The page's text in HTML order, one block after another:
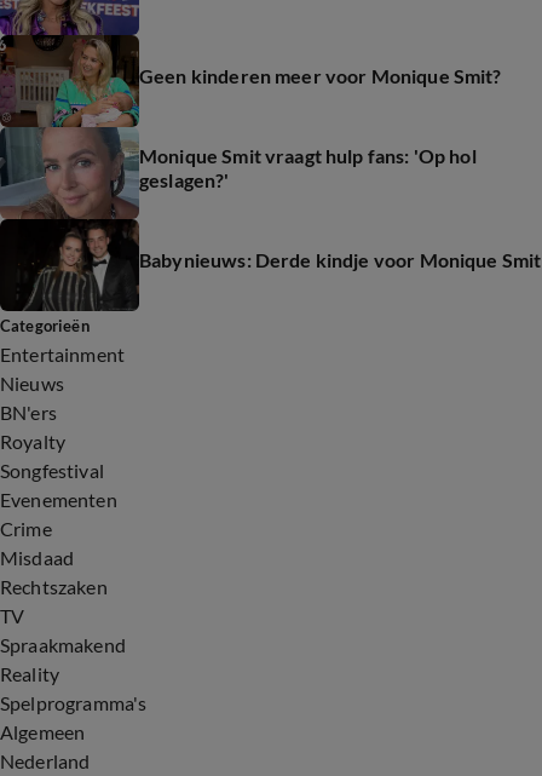
Geen kinderen meer voor Monique Smit?
Monique Smit vraagt hulp fans: 'Op hol
geslagen?'
Babynieuws: Derde kindje voor Monique Smit
Categorieën
Entertainment
Nieuws
BN'ers
Royalty
Songfestival
Evenementen
Crime
Misdaad
Rechtszaken
TV
Spraakmakend
Reality
Spelprogramma's
Algemeen
Nederland